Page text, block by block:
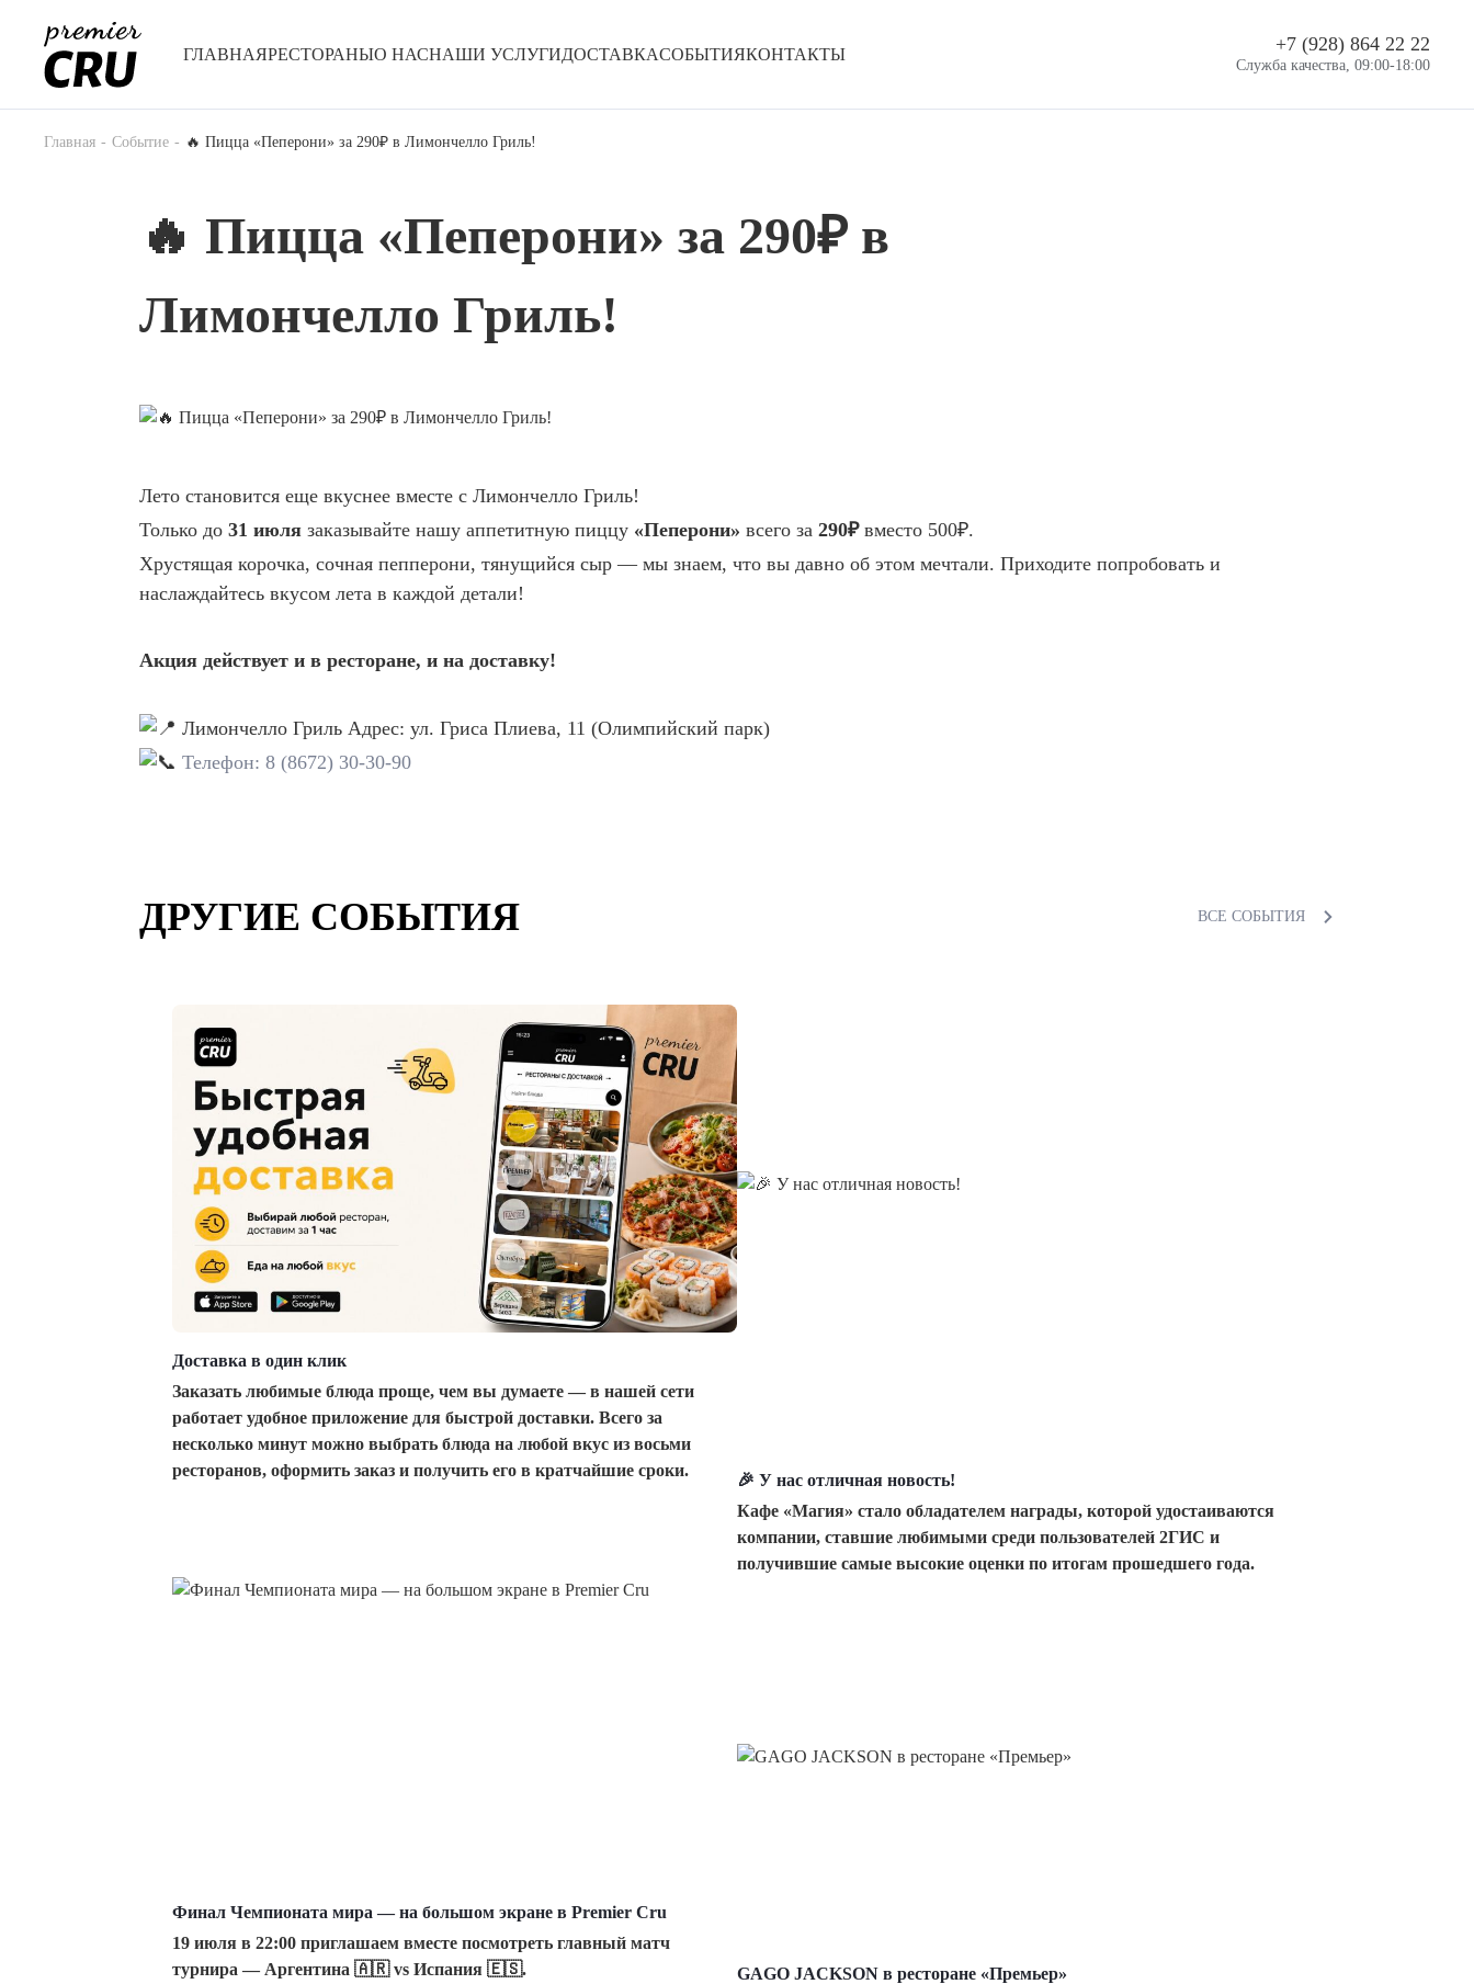
ГЛАВНАЯРЕСТОРАНЫО НАСНАШИ УСЛУГИДОСТАВКАСОБЫТИЯКОНТАКТЫ +7 (928) 864 22 22
Служба качества, 09:00-18:00
Главная Событие 🔥 Пицца «Пеперони» за 290₽ в Лимончелло Гриль!
🔥 Пицца «Пеперони» за 290₽ в
Лимончелло Гриль!
Лето становится еще вкуснее вместе с Лимончелло Гриль!
Только до 31 июля заказывайте нашу аппетитную пиццу «Пеперони» всего за 290₽вместо 500₽.
Хрустящая корочка, сочная пепперони, тянущийся сыр — мы знаем, что вы давно об этом мечтали. Приходите попробовать и
наслаждайтесь вкусом лета в каждой детали!
Акция действует и в ресторане, и на доставку!
Лимончелло Гриль Адрес: ул. Гриса Плиева, 11 (Олимпийский парк)
Телефон: 8 (8672) 30-30-90
ДРУГИЕ СОБЫТИЯ ВСЕ СОБЫТИЯ
Доставка в один клик
Заказать любимые блюда проще, чем вы думаете — в нашей сети
работает удобное приложение для быстрой доставки. Всего за
несколько минут можно выбрать блюда на любой вкус из восьми
ресторанов, оформить заказ и получить его в кратчайшие сроки.
🎉 У нас отличная новость!
Кафе «Магия» стало обладателем награды, которой удостаиваются
компании, ставшие любимыми среди пользователей 2ГИС и
получившие самые высокие оценки по итогам прошедшего года.
Финал Чемпионата мира — на большом экране в Premier Cru
19 июля в 22:00 приглашаем вместе посмотреть главный матч
турнира — Аргентина 🇦🇷 vs Испания 🇪🇸.
GAGO JACKSON в ресторане «Премьер»